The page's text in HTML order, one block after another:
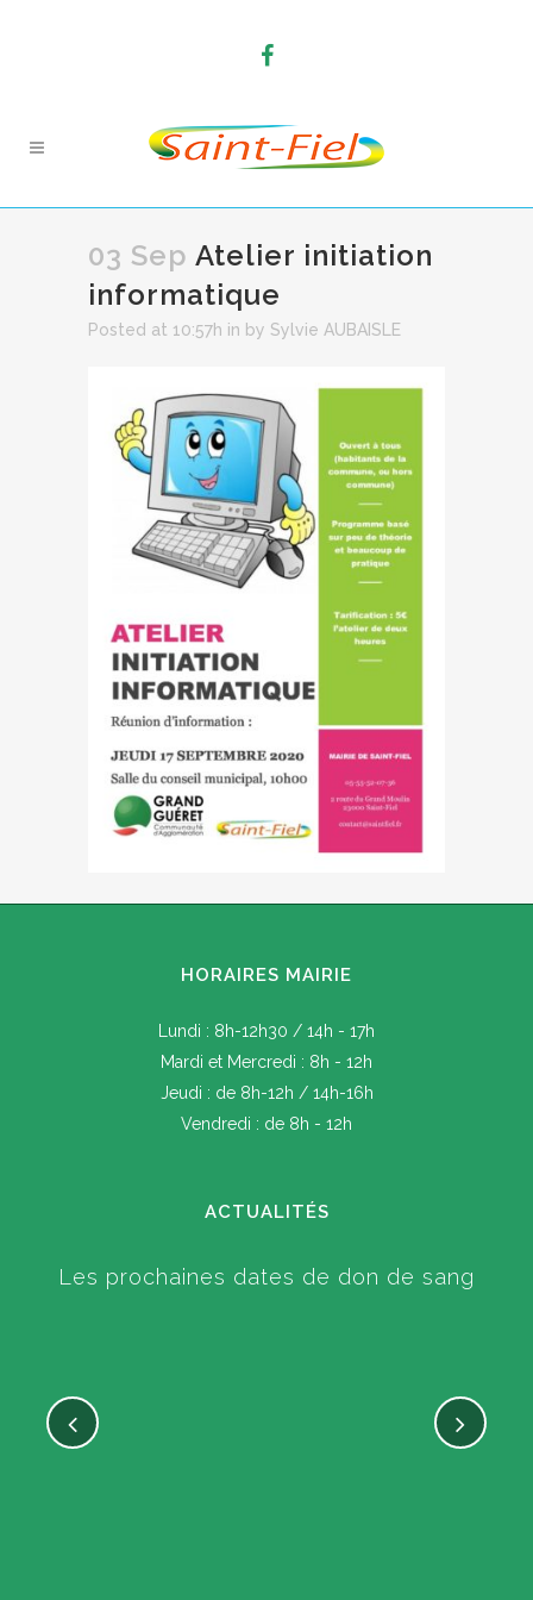
03 Sep Atelier initiation
informatique
Posted at 10:57h in by Sylvie AUBAISLE
HORAIRES MAIRIE
Lundi : 8h-12h30 / 14h - 17h
Mardi et Mercredi : 8h - 12h
Jeudi : de 8h-12h / 14h-16h
Vendredi : de 8h - 12h
ACTUALITÉS
Les prochaines dates de don de sang